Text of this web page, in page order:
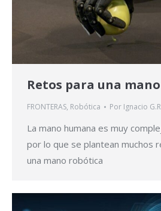
Retos para una
FRONTERAS, Robótica Por Ignacio
La mano humana es muy
por lo que se plantean muchos
una mano robótica